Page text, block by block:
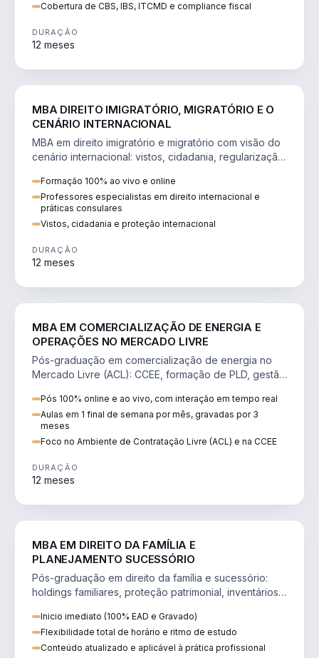
Cobertura de CBS, IBS, ITCMD e compliance fiscal
DURAÇÃO
12 meses
MBA DIREITO IMIGRATÓRIO, MIGRATÓRIO E O
CENÁRIO INTERNACIONAL
MBA em direito imigratório e migratório com visão do
cenário internacional: vistos, cidadania, regularização
Formação 100% ao vivo e online
Professores especialistas em direito internacional e
práticas consulares
Vistos, cidadania e proteção internacional
DURAÇÃO
12 meses
MBA EM COMERCIALIZAÇÃO DE ENERGIA E
OPERAÇÕES NO MERCADO LIVRE
Pós-graduação em comercialização de energia no
Mercado Livre (ACL): CCEE, formação de PLD, gestão
Pós 100% online e ao vivo, com interação em tempo real
Aulas em 1 final de semana por mês, gravadas por 3
meses
Foco no Ambiente de Contratação Livre (ACL) e na CCEE
DURAÇÃO
12 meses
MBA EM DIREITO DA FAMÍLIA E
PLANEJAMENTO SUCESSÓRIO
Pós-graduação em direito da família e sucessório:
holdings familiares, proteção patrimonial, inventários
Inicio imediato (100% EAD e Gravado)
Flexibilidade total de horário e ritmo de estudo
Conteúdo atualizado e aplicável à prática profissional